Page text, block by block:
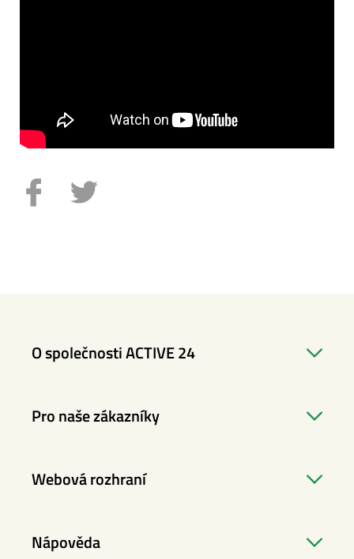
O společnosti ACTIVE 24
Pro naše zákazníky
Webová rozhraní
Nápověda